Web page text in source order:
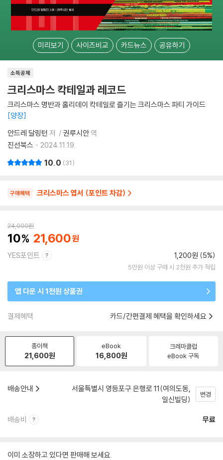
미리보기 사이즈비교 카드뉴스 공유하기
소득공제
크리스마스 칵테일과 레코드
크리스마스 명반과 홀리데이 칵테일로 즐기는 크리스마스 파티 가이드
양장
안드레 달링턴 저 권루시안 역
진선북스
2024.11.19.
10.0 31
구매혜택 크리스마스 엽서 (포인트 차감)
24,000원
10 21,600
YES포인트 1,200원 (5%)
5만원 이상 구매 시 2천원 추가 적립
앱 다운 시 1천원 상품권
결제혜택 카드/간편결제 혜택을 확인하세요
종이책
21,600원
eBook
16,800원
크레마클럽
eBook 구독
배송안내
서울특별시 영등포구 은행로 11(여의도동,
일신빌딩)
변경
배송비 무료
이미 소장하고 있다면 판매해 보세요.